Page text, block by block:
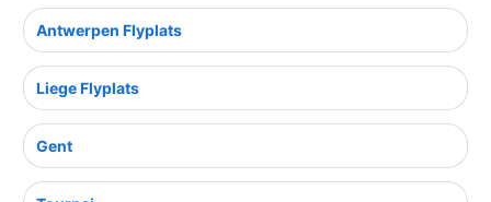
Antwerpen Flyplats
Liege Flyplats
Gent